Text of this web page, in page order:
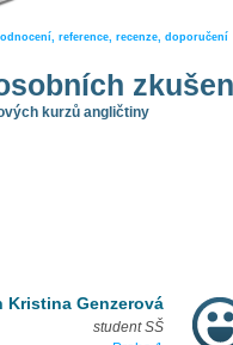
reference, recenze, doporučení
kurzů angličtiny
Kristina Genzerová
student SŠ